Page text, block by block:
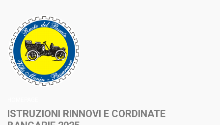
ISTRUZIONI RINNOVI E CORDINATE